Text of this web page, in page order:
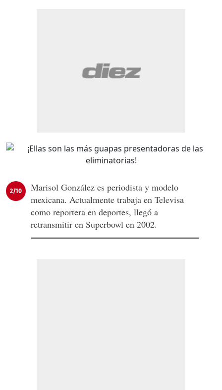
2/10
Marisol González es periodista y modelo
mexicana. Actualmente trabaja en Televisa
como reportera en deportes, llegó a
retransmitir en Superbowl en 2002.